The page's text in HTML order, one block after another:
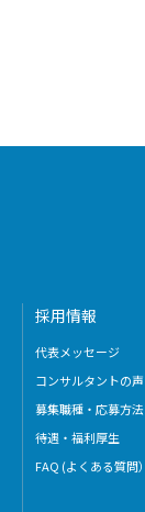
採用情報
代表メッセージ
コンサルタントの声
募集職種・応募方法
待遇・福利厚生
FAQ (よくある質問）